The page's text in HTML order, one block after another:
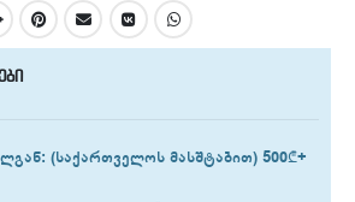
: (საქართველოს მასშტაბით) 500₾+